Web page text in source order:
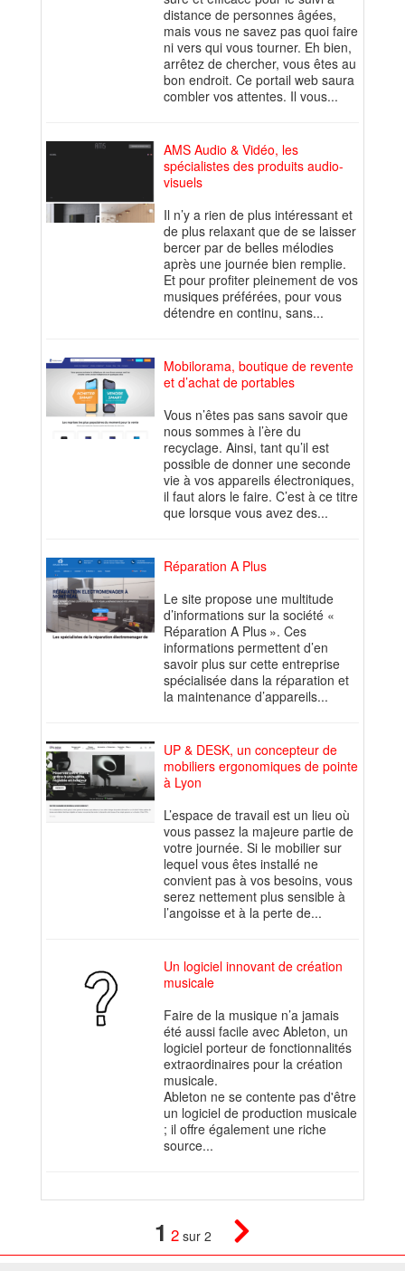
distance de personnes âgées,
mais vous ne savez pas quoi faire
ni vers qui vous tourner. Eh bien,
arrêtez de chercher, vous êtes au
bon endroit. Ce portail web saura
combler vos attentes. Il vous...
AMS Audio & Vidéo, les
spécialistes des produits audio-
visuels
Il n’y a rien de plus intéressant et
de plus relaxant que de se laisser
bercer par de belles mélodies
après une journée bien remplie.
Et pour profiter pleinement de vos
musiques préférées, pour vous
détendre en continu, sans...
Mobilorama, boutique de revente
et d’achat de portables
Vous n’êtes pas sans savoir que
nous sommes à l’ère du
recyclage. Ainsi, tant qu’il est
possible de donner une seconde
vie à vos appareils électroniques,
il faut alors le faire. C’est à ce titre
que lorsque vous avez des...
Réparation A Plus
Le site propose une multitude
d’informations sur la société «
Réparation A Plus ». Ces
informations permettent d’en
savoir plus sur cette entreprise
spécialisée dans la réparation et
la maintenance d’appareils...
UP & DESK, un concepteur de
mobiliers ergonomiques de pointe
à Lyon
L’espace de travail est un lieu où
vous passez la majeure partie de
votre journée. Si le mobilier sur
lequel vous êtes installé ne
convient pas à vos besoins, vous
serez nettement plus sensible à
l’angoisse et à la perte de...
Un logiciel innovant de création
musicale
Faire de la musique n’a jamais
été aussi facile avec Ableton, un
logiciel porteur de fonctionnalités
extraordinaires pour la création
musicale.
Ableton ne se contente pas d'être
un logiciel de production musicale
; il offre également une riche
source...
1 2 sur 2